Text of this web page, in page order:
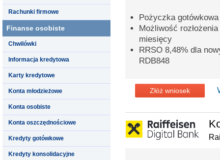
Rachunki firmowe
Finanse osobiste
Chwilówki
Informacja kredytowa
Karty kredytowe
Konta młodzieżowe
Konta osobiste
Konta oszczędnościowe
Kredyty gotówkowe
Kredyty konsolidacyjne
Pożyczka
Możliwość
miesięcy
RRSO 8,48% dla
RDB848
Złóż wniosek